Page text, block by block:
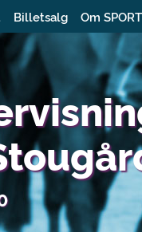
Billetsalg Om